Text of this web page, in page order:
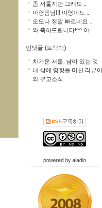
좀 서툴지만 그래도 ..
아영맘님!!! 아영이도 ..
오모나 정말 빠르네요 ..
와 축하드립니다!^^ 아..
먼댓글 (트랙백)
차가운 서울, 남아 있는 것
내 삶에 영향을 미친 리뷰어
의 부고소식
powered by aladin